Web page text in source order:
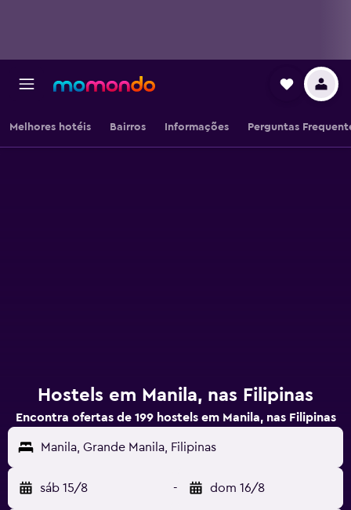
Melhores hotéis Bairros Informações Perguntas
Hostels em Manila, nas Filipinas
Encontra ofertas de 199 hostels em Manila, nas Filipinas
Manila, Grande Manila, Filipinas
sáb 15/8 - dom 16/8